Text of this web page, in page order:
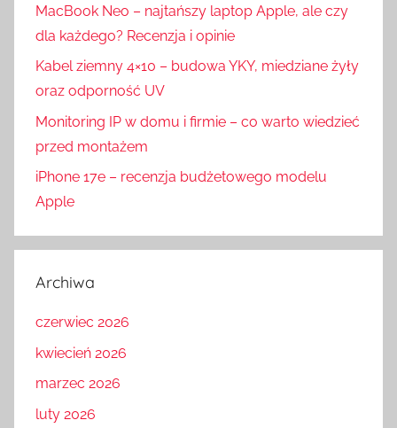
MacBook Neo – najtańszy laptop Apple, ale czy
dla każdego? Recenzja i opinie
Kabel ziemny 4×10 – budowa YKY, miedziane żyły
oraz odporność UV
Monitoring IP w domu i firmie – co warto wiedzieć
przed montażem
iPhone 17e – recenzja budżetowego modelu
Apple
Archiwa
czerwiec 2026
kwiecień 2026
marzec 2026
luty 2026